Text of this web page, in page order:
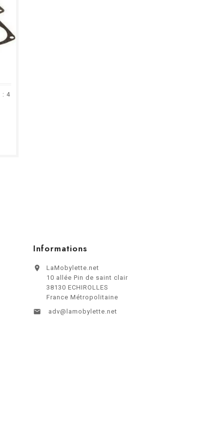
: 4
Informations

LaMobylette.net
10 allée Pin de saint clair
38130 ECHIROLLES
France Métropolitaine
 adv@lamobylette.net